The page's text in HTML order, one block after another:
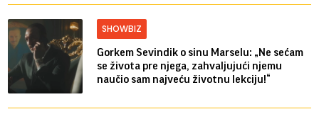
SHOWBIZ
Gorkem Sevindik o sinu Marselu: „Ne sećam
se života pre njega, zahvaljujući njemu
naučio sam najveću životnu lekciju!“